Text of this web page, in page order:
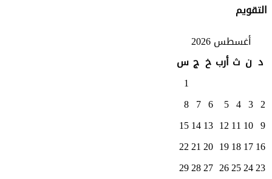
التقويم
أغسطس 2026
د ن ث أرب خ ج س
1
2
3
4
5
6
7
8
9
10
11
12
13
14
15
16
17
18
19
20
21
22
23
24
25
26
27
28
29